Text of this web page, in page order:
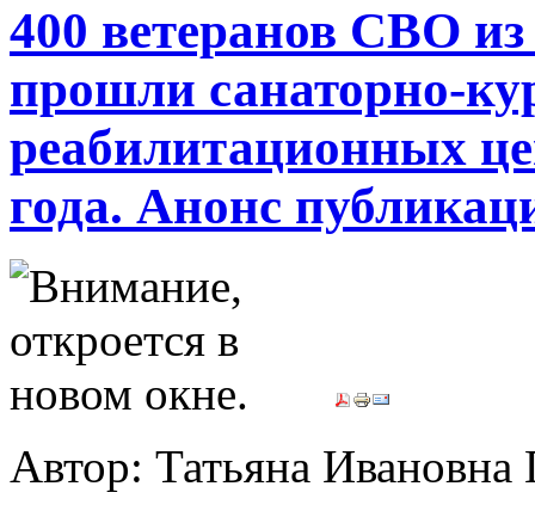
400 ветеранов СВО
прошли санаторно-
реабилитационных
года. Анонс
Автор: Татьяна